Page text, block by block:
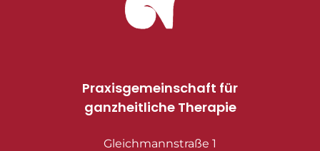
Praxisgemeinschaft für
ganzheitliche Therapie
Gleichmannstraße 1